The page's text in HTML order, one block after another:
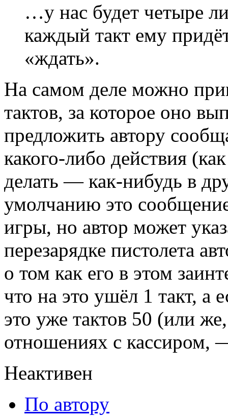
…у нас будет четыре
каждый такт ему
«ждать».
На самом деле можно
тактов, за которое оно
предложить автору
какого-либо действия
делать — как-нибудь в
умолчанию это
игры, но автор может
перезарядке пистолета
о том как его в этом
что на это ушёл 1 такт, а
это уже тактов 50 (или
отношениях с кассиром,
Неактивен
По автору